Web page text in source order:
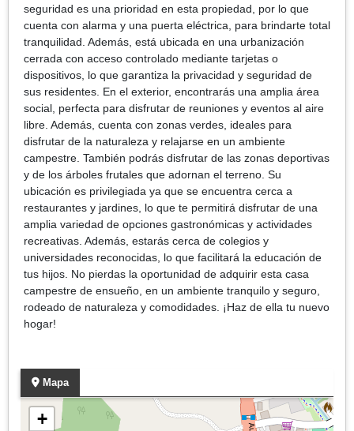
seguridad es una prioridad en esta propiedad, por lo que
cuenta con alarma y una puerta eléctrica, para brindarte total
tranquilidad. Además, está ubicada en una urbanización
cerrada con acceso controlado mediante tarjetas o
dispositivos, lo que garantiza la privacidad y seguridad de
sus residentes. En el exterior, encontrarás una amplia área
social, perfecta para disfrutar de reuniones y eventos al aire
libre. Además, cuenta con zonas verdes, ideales para
disfrutar de la naturaleza y relajarse en un ambiente
campestre. También podrás disfrutar de las zonas deportivas
y de los árboles frutales que adornan el terreno. Su
ubicación es privilegiada ya que se encuentra cerca a
restaurantes y jardines, lo que te permitirá disfrutar de una
amplia variedad de opciones gastronómicas y actividades
recreativas. Además, estarás cerca de colegios y
universidades reconocidas, lo que facilitará la educación de
tus hijos. No pierdas la oportunidad de adquirir esta casa
campestre de ensueño, en un ambiente tranquilo y seguro,
rodeado de naturaleza y comodidades. ¡Haz de ella tu nuevo
hogar!
Mapa
+